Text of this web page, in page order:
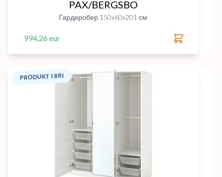
PAX/BERGSBO
Гардеробер 150x60x201 см
994.26 eur
PRODUKT I RRI